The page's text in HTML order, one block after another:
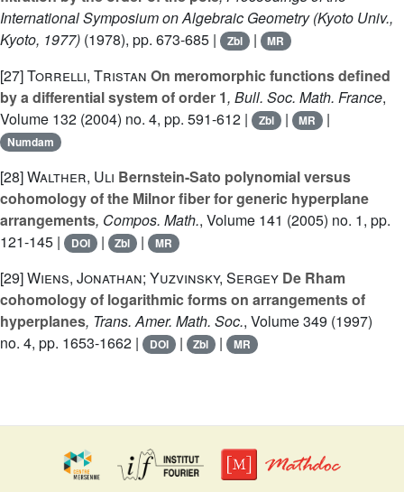
International Symposium on Algebraic Geometry (Kyoto Univ.,
Kyoto, 1977) (1978), pp. 673-685 | Zbl | MR
[27]Torrelli, Tristan On meromorphic functions defined
by a differential system of order 1, Bull. Soc. Math. France,
Volume 132 (2004) no. 4, pp. 591-612 | Zbl | MR |
Numdam
[28]Walther, Uli Bernstein-Sato polynomial versus
cohomology of the Milnor fiber for generic hyperplane
arrangements, Compos. Math., Volume 141 (2005) no. 1, pp.
121-145 |
DOI | Zbl | MR
[29]Wiens, Jonathan; Yuzvinsky, Sergey De Rham
cohomology of logarithmic forms on arrangements of
hyperplanes, Trans. Amer. Math. Soc., Volume 349 (1997)
no. 4, pp. 1653-1662 |
DOI | Zbl | MR